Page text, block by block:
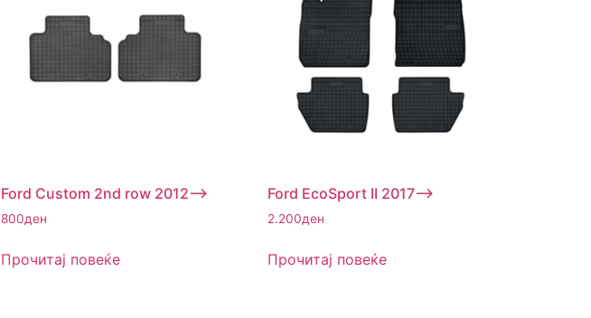
Ford Custom 2nd row 2012–>
800ден
Прочитај повеќе
Ford EcoSport II 2017–>
2.200ден
Прочитај повеќе